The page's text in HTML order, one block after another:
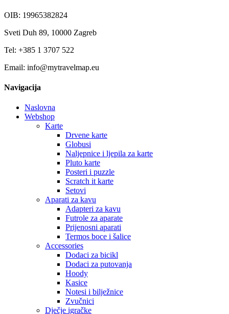
OIB: 19965382824
Sveti Duh 89, 10000 Zagreb
Tel: +385 1 3707 522
Email: info@mytravelmap.eu
Navigacija
Naslovna
Webshop
Karte
Drvene karte
Globusi
Naljepnice i ljepila za karte
Pluto karte
Posteri i puzzle
Scratch it karte
Setovi
Aparati za kavu
Adapteri za kavu
Futrole za aparate
Prijenosni aparati
Termos boce i šalice
Accessories
Dodaci za bicikl
Dodaci za putovanja
Hoody
Kasice
Notesi i bilježnice
Zvučnici
Dječje igračke